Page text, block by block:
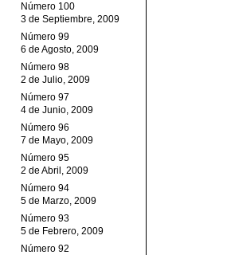
Número 100
3 de Septiembre, 2009
Número 99
6 de Agosto, 2009
Número 98
2 de Julio, 2009
Número 97
4 de Junio, 2009
Número 96
7 de Mayo, 2009
Número 95
2 de Abril, 2009
Número 94
5 de Marzo, 2009
Número 93
5 de Febrero, 2009
Número 92